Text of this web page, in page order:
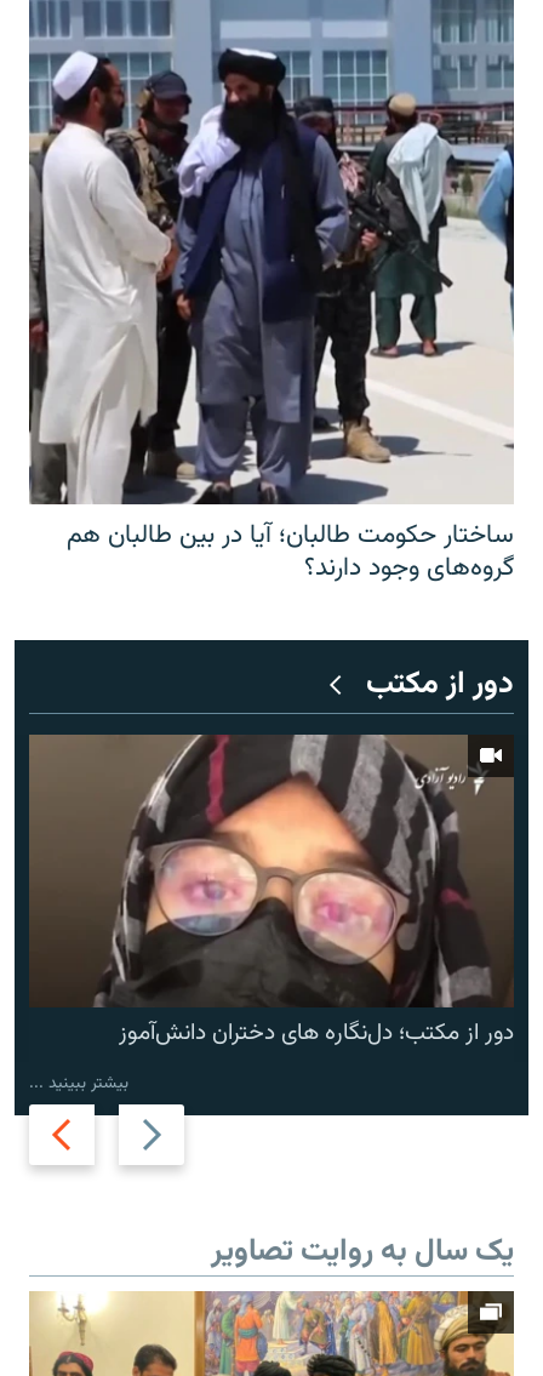
ساختار حکومت طالبان؛ آیا در بین طالبان هم
گروه‌های وجود دارند؟
دور از مکتب
Previous
slide
Next
slide
دور از مکتب؛ دل‌نگاره های دختران دانش‌آموز
بیشتر ببینید ...
یک سال به روایت تصاویر